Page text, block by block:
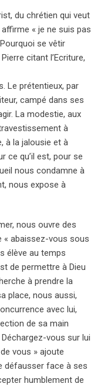
du chrétien qui veut
« je ne suis pas
se vêtir
citant l’Ecriture,
Le prétentieux, par
campé dans ses
La modestie, aux
à
à la jalousie et à
ce qu’il est, pour se
nous condamne à
nous expose à
nous ouvre des
« abaissez-vous sous
élève au temps
de permettre à Dieu
à prendre la
place, nous aussi,
avec lui,
de sa main
vous sur lui
vous » ajoute
défausser face à ses
humblement de